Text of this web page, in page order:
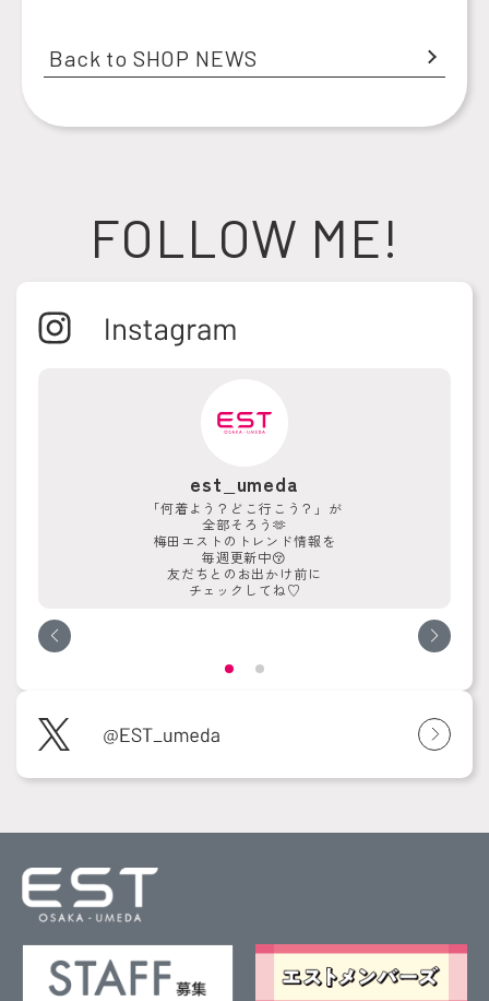
Back to SHOP NEWS
FOLLOW ME!
est_umeda
「何着よう？どこ行こう？」が
全部そろう🫶
梅田エストのトレンド情報を
毎週更新中😚
友だちとのお出かけ前に
チェックしてね♡